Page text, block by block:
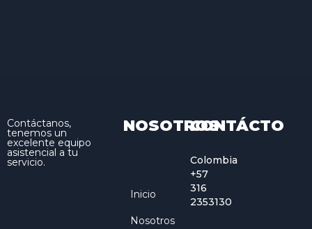
Contáctanos,
tenemos un
excelente equipo
asistencial a tu
servicio.
NOSOTROS
Inicio
Nosotros
CONTÁCTO
Colombia
+57
316
2353130